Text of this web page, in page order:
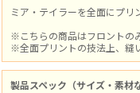
ミア・テイラーを全面にプリ
※こちらの商品はフロントの
※全面プリントの技法上、縫
製品スペック（サイズ・素材